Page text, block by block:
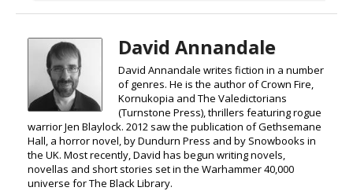
David Annandale
David Annandale writes fiction in a number
of genres. He is the author of Crown Fire,
Kornukopia and The Valedictorians
(Turnstone Press), thrillers featuring rogue
warrior Jen Blaylock. 2012 saw the publication of Gethsemane
Hall, a horror novel, by Dundurn Press and by Snowbooks in
the UK. Most recently, David has begun writing novels,
novellas and short stories set in the Warhammer 40,000
universe for The Black Library.